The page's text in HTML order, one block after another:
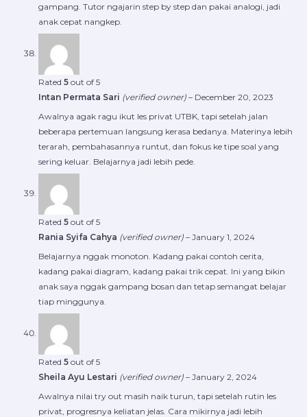
gampang. Tutor ngajarin step by step dan pakai analogi, jadi
anak cepat nangkep.
Rated 5 out of 5
Intan Permata Sari (verified owner) – December 20, 2023
Awalnya agak ragu ikut les privat UTBK, tapi setelah jalan
beberapa pertemuan langsung kerasa bedanya. Materinya lebih
terarah, pembahasannya runtut, dan fokus ke tipe soal yang
sering keluar. Belajarnya jadi lebih pede.
Rated 5 out of 5
Rania Syifa Cahya (verified owner) – January 1, 2024
Belajarnya nggak monoton. Kadang pakai contoh cerita,
kadang pakai diagram, kadang pakai trik cepat. Ini yang bikin
anak saya nggak gampang bosan dan tetap semangat belajar
tiap minggunya.
Rated 5 out of 5
Sheila Ayu Lestari (verified owner) – January 2, 2024
Awalnya nilai try out masih naik turun, tapi setelah rutin les
privat, progresnya keliatan jelas. Cara mikirnya jadi lebih